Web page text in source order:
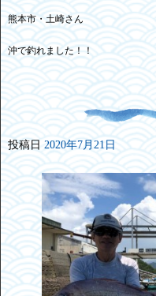
熊本市・土崎さん
沖で釣れました！！
投稿日 2020年7月21日